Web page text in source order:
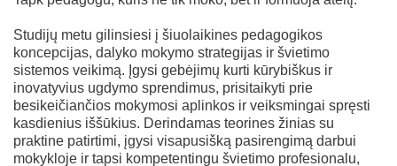
Studijų metu gilinsiesi į šiuolaikines pedagogikos
koncepcijas, dalyko mokymo strategijas ir švietimo
sistemos veikimą. Įgysi gebėjimų kurti kūrybiškus ir
inovatyvius ugdymo sprendimus, prisitaikyti prie
besikeičiančios mokymosi aplinkos ir veiksmingai spręsti
kasdienius iššūkius. Derindamas teorines žinias su
praktine patirtimi, įgysi visapusišką pasirengimą darbui
mokykloje ir tapsi kompetentingu švietimo profesionalu,